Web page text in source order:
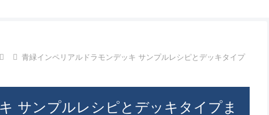
青緑インペリアルドラモンデッキ サンプルレシピとデッキタイプ
サンプルレシピとデッキタイプま